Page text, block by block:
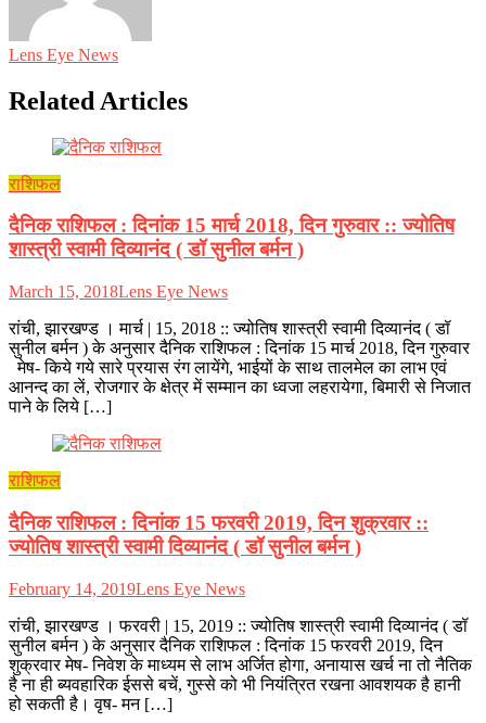
Lens Eye News
Related Articles
राशिफल
दैनिक राशिफल : दिनांक 15 मार्च 2018, दिन गुरुवार :: ज्योतिष
शास्त्री स्वामी दिव्यानंद ( डॉ सुनील बर्मन )
March 15, 2018Lens Eye News
रांची, झारखण्ड । मार्च | 15, 2018 :: ज्योतिष शास्त्री स्वामी दिव्यानंद ( डॉ
सुनील बर्मन ) के अनुसार दैनिक राशिफल : दिनांक 15 मार्च 2018, दिन गुरुवार
मेष- किये गये सारे प्रयास रंग लायेंगे, भाईयों के साथ तालमेल का लाभ एवं
आनन्द का लें, रोजगार के क्षेत्र में सम्मान का ध्वजा लहरायेगा, बिमारी से निजात
पाने के लिये […]
राशिफल
दैनिक राशिफल : दिनांक 15 फरवरी 2019, दिन शुक्रवार ::
ज्योतिष शास्त्री स्वामी दिव्यानंद ( डॉ सुनील बर्मन )
February 14, 2019Lens Eye News
रांची, झारखण्ड । फरवरी | 15, 2019 :: ज्योतिष शास्त्री स्वामी दिव्यानंद ( डॉ
सुनील बर्मन ) के अनुसार दैनिक राशिफल : दिनांक 15 फरवरी 2019, दिन
शुक्रवार मेष- निवेश के माध्यम से लाभ अर्जित होगा, अनायास खर्च ना तो नैतिक
है ना ही ब्यवहारिक ईससे बचें, गुस्से को भी नियंत्रित रखना आवशयक है हानी
हो सकती है। वृष- मन […]